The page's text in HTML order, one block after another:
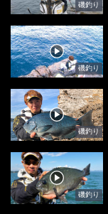
磯釣り
磯釣り
磯釣り
磯釣り